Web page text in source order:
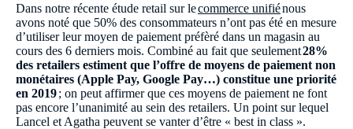
Dans notre récente étude retail sur lecommerce unifiénous
avons noté que 50% des consommateurs n’ont pas été en mesure
d’utiliser leur moyen de paiement préfèré dans un magasin au
cours des 6 derniers mois. Combiné au fait que seulement28%
des retailers estiment que l’offre de moyens de paiement non
monétaires (Apple Pay, Google Pay…) constitue une priorité
en 2019; on peut affirmer que ces moyens de paiement ne font
pas encore l’unanimité au sein des retailers. Un point sur lequel
Lancel et Agatha peuvent se vanter d’être « best in class ».